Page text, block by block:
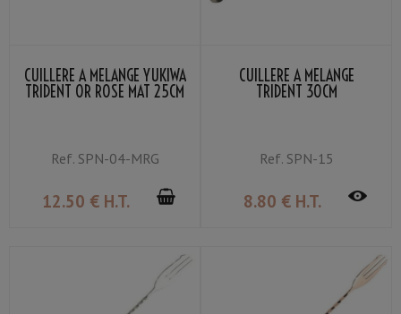
CUILLÈRE À MÉLANGE YUKIWA
TRIDENT OR ROSE MAT 25CM
Ref.SPN-04-MRG
12.50 € H.T.
CUILLÈRE À MÉLANGE
TRIDENT 30CM
Ref.SPN-15
8.80 € H.T.